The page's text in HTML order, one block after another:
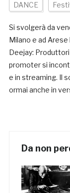
DANCE
Si svolgerà da
Milano e ad
Deejay:
promoter si
e in streaming. Il
ormai anche in
Da non